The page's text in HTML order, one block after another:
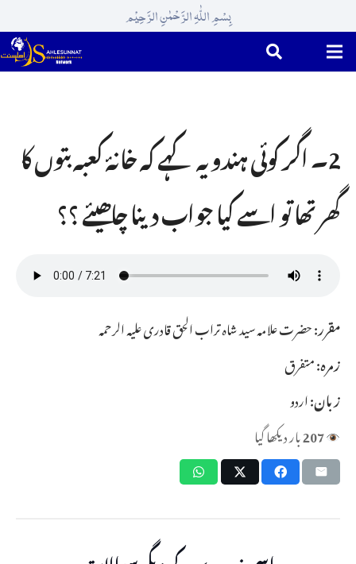
بِسْمِ اللّٰہِ الرَّحْمٰنِ الرَّحِیْم
2۔ اگر کوئی ہندو یہ کہے کہ خانۂ کعبہ بتوں کا
گھر تھا تو اسے کیا جواب دینا چاھیئے ؟؟
مقرر:حضرت علامہ سید شاہ تراب الحق قادری علیہ الرحمہ
زمرہ:متفرق
زبان:اردو
207بار دیکھا گیا